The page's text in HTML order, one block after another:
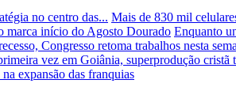
no centro das... Mais de 830 mil
marca início do Agosto Dourado Enquanto
Congresso retoma trabalhos nesta
vez em Goiânia, superprodução
expansão das franquias